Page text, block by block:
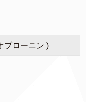
ブローニン )